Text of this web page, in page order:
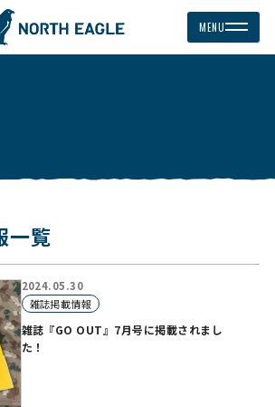
MENU検索
一覧
2024.05.30
雑誌掲載情報
雑誌『GO OUT』7月号に掲載されまし
た！